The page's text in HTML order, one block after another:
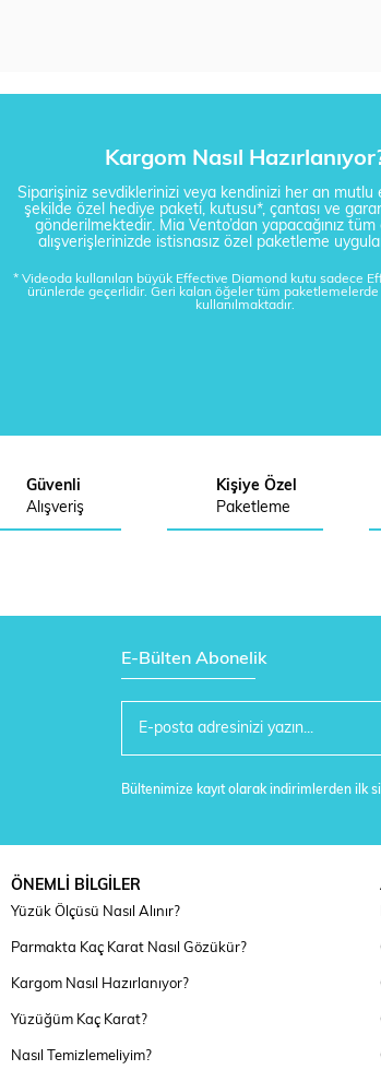
Kargom Nasıl
Siparişiniz sevdiklerinizi veya kendinizi her an mutlu
şekilde özel hediye paketi, kutusu*, çantası ve
gönderilmektedir. Mia Vento’dan yapacağınız tüm
alışverişlerinizde istisnasız özel paketleme
* Videoda kullanılan büyük Effective Diamond kutu sadece
ürünlerde geçerlidir. Geri kalan öğeler tüm paketlemelerde
kullanılmaktadır.
Güvenli
Alışveriş
Kişiye Özel
Paketleme
E-Bülten Abonelik
Bültenimize kayıt olarak indirimlerden ilk
ÖNEMLİ BİLGİLER
Yüzük Ölçüsü Nasıl Alınır?
Parmakta Kaç Karat Nasıl Gözükür?
Kargom Nasıl Hazırlanıyor?
Yüzüğüm Kaç Karat?
Nasıl Temizlemeliyim?